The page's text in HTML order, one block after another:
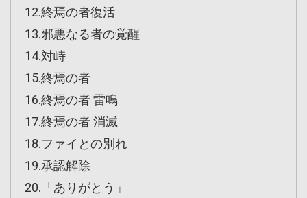
12.終焉の者復活
13.邪悪なる者の覚醒
14.対峙
15.終焉の者
16.終焉の者 雷鳴
17.終焉の者 消滅
18.ファイとの別れ
19.承認解除
20.「ありがとう」